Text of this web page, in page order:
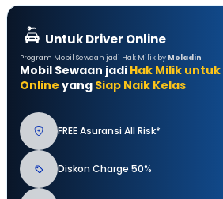
Untuk Driver Online
Program Mobil Sewaan jadi Hak Milik by Moladin
Mobil Sewaan jadi Hak Milik untuk
Online yang Siap Naik Kelas
FREE Asuransi All Risk*
Diskon Charge 50%